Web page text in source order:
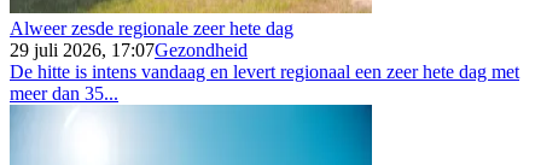
Alweer zesde regionale zeer hete dag
29 juli 2026, 17:07Gezondheid
De hitte is intens vandaag en levert regionaal een zeer hete dag met
meer dan 35...